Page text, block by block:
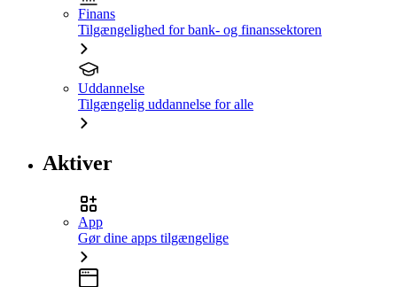
Finans
Tilgængelighed for bank- og finanssektoren
Uddannelse
Tilgængelig uddannelse for alle
Aktiver
App
Gør dine apps tilgængelige